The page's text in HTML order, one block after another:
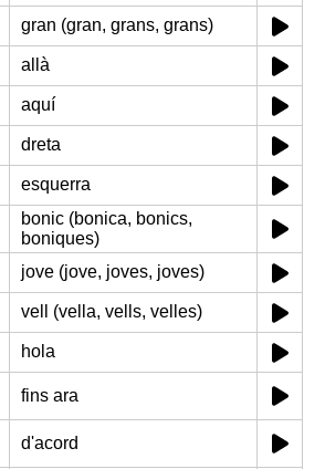
gran (gran, grans, grans)
allà
aquí
dreta
esquerra
bonic (bonica, bonics,
boniques)
jove (jove, joves, joves)
vell (vella, vells, velles)
hola
fins ara
d'acord